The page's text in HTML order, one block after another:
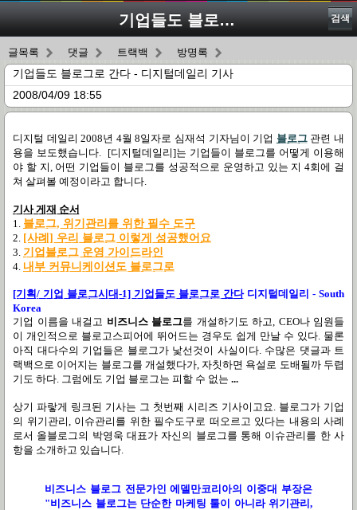
기업들도 블로그로 간다 - 디지털데일리 기사 검색
글목록 댓글 트랙백 방명록
기업들도 블로그로 간다 - 디지털데일리 기사
2008/04/09 18:55
디지털 데일리 2008년 4월 8일자로 심재석 기자님이 기업 블로그관련 내
용을 보도했습니다. [디지털데일리]는 기업들이 블로그를 어떻게 이용해
야 할 지, 어떤 기업들이 블로그를 성공적으로 운영하고 있는 지 4회에 걸
쳐 살펴볼 예정이라고 합니다.
기사 게재 순서
1. 블로그, 위기관리를 위한 필수 도구
2. [사례] 우리 블로그 이렇게 성공했어요
3. 기업블로그 운영 가이드라인
4. 내부 커뮤니케이션도 블로그로
[기획/ 기업 블로그시대-1] 기업들도 블로그로 간다디지털데일리 - South
Korea
기업 이름을 내걸고 비즈니스 블로그를 개설하기도 하고, CEO나 임원들
이 개인적으로 블로고스피어에 뛰어드는 경우도 쉽게 만날 수 있다. 물론
아직 대다수의 기업들은 블로그가 낯선것이 사실이다. 수많은 댓글과 트
랙백으로 이어지는 블로그를 개설했다가, 자칫하면 욕설로 도배될까 두렵
기도 하다. 그럼에도 기업 블로그는 피할 수 없는 ...
상기 파랗게 링크된 기사는 그 첫번째 시리즈 기사이고요. 블로그가 기업
의 위기관리, 이슈관리를 위한 필수도구로 떠오르고 있다는 내용의 사례
로서 올블로그의 박영욱 대표가 자신의 블로그를 통해 이슈관리를 한 사
항을 소개하고 있습니다.
비즈니스 블로그 전문가인 에델만코리아의 이중대 부장은
"비즈니스 블로그는 단순한 마케팅 툴이 아니라 위기관리,